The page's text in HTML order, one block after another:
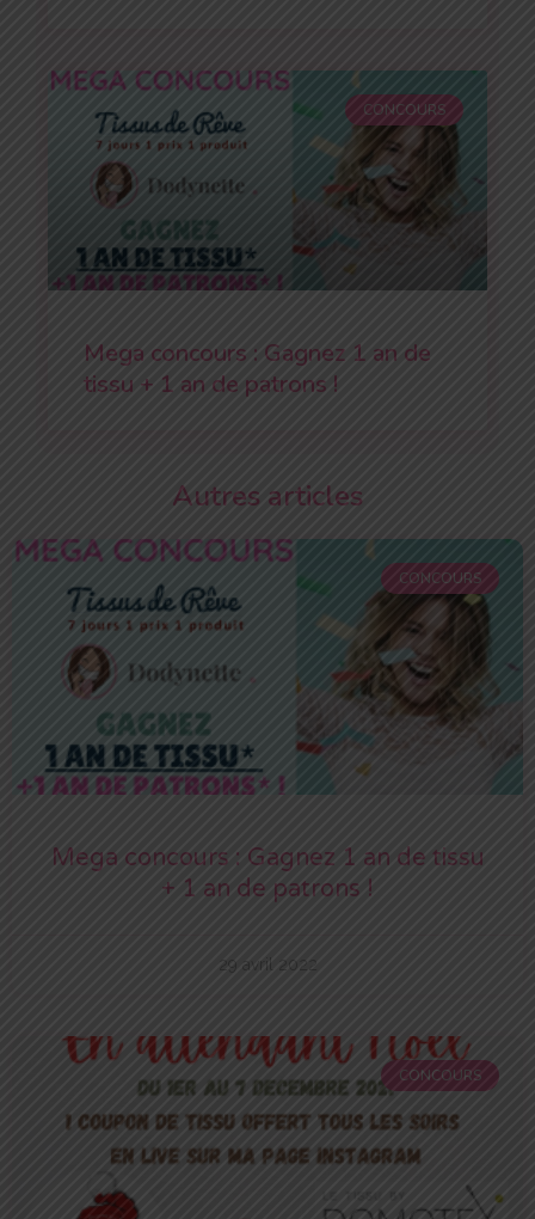
CONCOURS
Mega concours : Gagnez 1 an de
tissu + 1 an de patrons !
Autres articles
CONCOURS
Mega concours : Gagnez 1 an de tissu
+ 1 an de patrons !
29 avril 2022
CONCOURS